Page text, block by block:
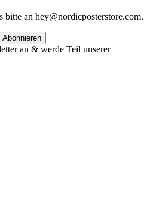
bitte an hey@nordicposterstore.com.
Abonnieren
an & werde Teil unserer